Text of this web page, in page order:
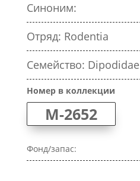
Синоним:
Отряд: Rodentia
Семейство: Dipodidae
Номер в коллекции
M-2652
Фонд/запас: